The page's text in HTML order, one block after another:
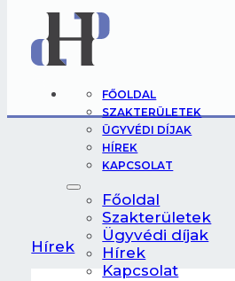
FŐOLDAL
SZAKTERÜLETEK
ÜGYVÉDI DÍJAK
HÍREK
KAPCSOLAT
Főoldal
Szakterületek
Ügyvédi díjak
Hírek
Kapcsolat
Hírek